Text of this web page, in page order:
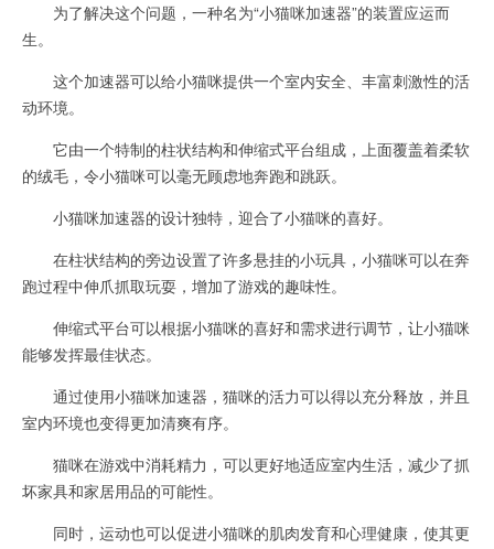
为了解决这个问题，一种名为“小猫咪加速器”的装置应运而
生。
这个加速器可以给小猫咪提供一个室内安全、丰富刺激性的活
动环境。
它由一个特制的柱状结构和伸缩式平台组成，上面覆盖着柔软
的绒毛，令小猫咪可以毫无顾虑地奔跑和跳跃。
小猫咪加速器的设计独特，迎合了小猫咪的喜好。
在柱状结构的旁边设置了许多悬挂的小玩具，小猫咪可以在奔
跑过程中伸爪抓取玩耍，增加了游戏的趣味性。
伸缩式平台可以根据小猫咪的喜好和需求进行调节，让小猫咪
能够发挥最佳状态。
通过使用小猫咪加速器，猫咪的活力可以得以充分释放，并且
室内环境也变得更加清爽有序。
猫咪在游戏中消耗精力，可以更好地适应室内生活，减少了抓
坏家具和家居用品的可能性。
同时，运动也可以促进小猫咪的肌肉发育和心理健康，使其更